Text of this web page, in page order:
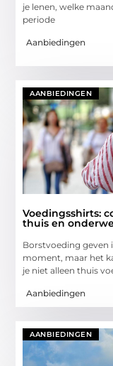
je lenen, welke
periode
Aanbiedingen
AANBIEDINGEN
Voedingsshirts:
thuis en
Borstvoeding geven
moment, maar het
je niet alleen thuis
Aanbiedingen
AANBIEDINGEN